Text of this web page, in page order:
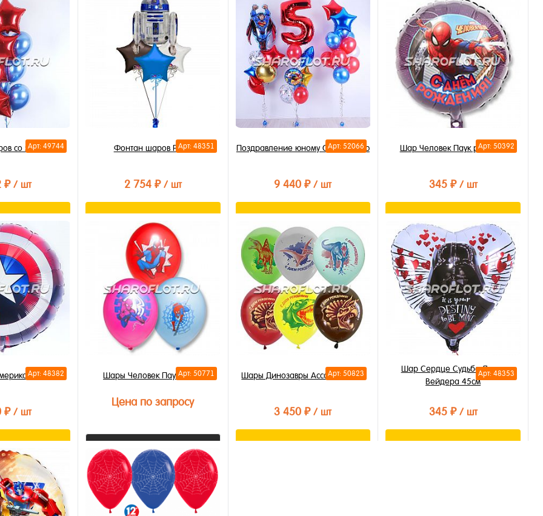
Купить в 1 клик
В избранное
В наличии
Купить в 1 клик
В избранное
В наличии
Купить в 1 клик
В избранное
В наличии
Арт: 49744
со звездами
₽ / шт
Арт: 48351
Фонтан шаров Р2Д2
2 754 ₽ / шт
В корзину
Купить в 1 клик
В избранное
В наличии
Арт: 52066
Поздравление юному Супергерою
9 440 ₽/ шт
Купить в 1 клик
В избранное
В наличии
Арт: 50392
Шар Человек Паук рус 40см
345 ₽ / шт
Купить в 1 клик
В избранное
В наличии
Арт: 48382
Щит 70см
₽ / шт
Арт: 50771
Шары Человек Паук, 30см
Цена по запросу
Запросить цену
Купить в 1 клик
В избранное
Недоступно
Арт: 50823
Шары Динозавры Ассорти, 30см
3 450 ₽/ шт
Арт: 48353
Шар Сердце Судьба Дарта
Вейдера 45см
345 ₽ / шт